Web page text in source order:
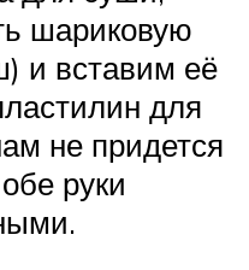
шариковую
и вставим её
для
не придется
руки